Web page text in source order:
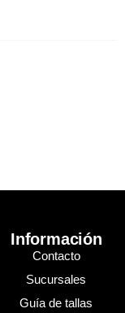
Información
Contacto
Sucursales
Guía de tallas